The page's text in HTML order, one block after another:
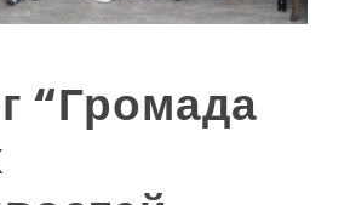
“Громада